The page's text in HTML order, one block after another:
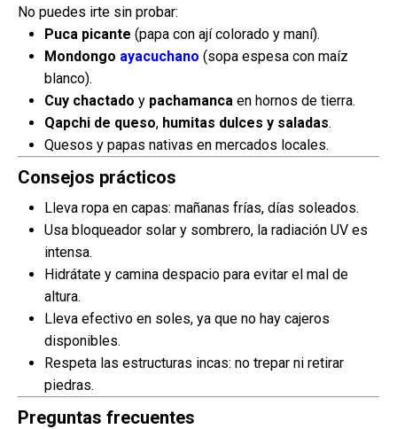
No puedes irte sin probar:
Puca picante (papa con ají colorado y maní).
Mondongo ayacuchano (sopa espesa con maíz
blanco).
Cuy chactado y pachamanca en hornos de tierra.
Qapchi de queso, humitas dulces y saladas.
Quesos y papas nativas en mercados locales.
Consejos prácticos
Lleva ropa en capas: mañanas frías, días soleados.
Usa bloqueador solar y sombrero, la radiación UV es
intensa.
Hidrátate y camina despacio para evitar el mal de
altura.
Lleva efectivo en soles, ya que no hay cajeros
disponibles.
Respeta las estructuras incas: no trepar ni retirar
piedras.
Preguntas frecuentes